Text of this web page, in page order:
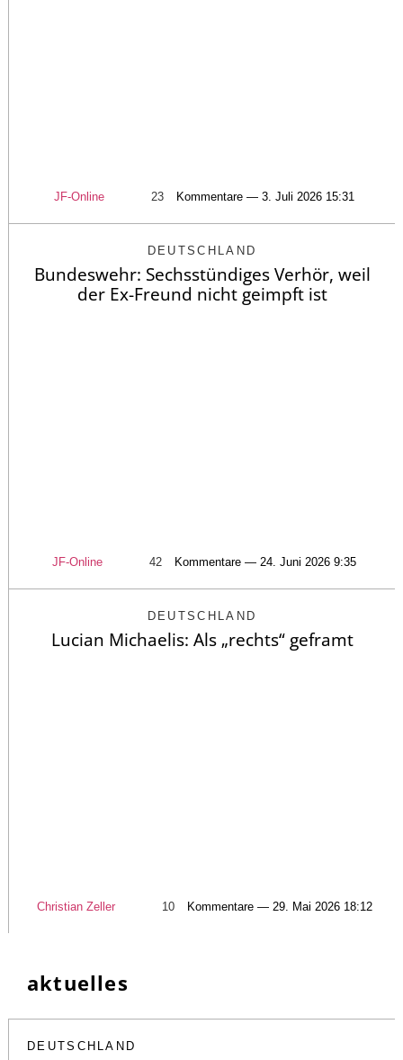
JF-Online 23 Kommentare — 3. Juli 2026 15:31
DEUTSCHLAND
Bundeswehr: Sechsstündiges Verhör, weil
der Ex-Freund nicht geimpft ist
JF-Online 42 Kommentare — 24. Juni 2026 9:35
DEUTSCHLAND
Lucian Michaelis: Als „rechts“ geframt
Christian Zeller 10 Kommentare — 29. Mai 2026 18:12
aktuelles
DEUTSCHLAND